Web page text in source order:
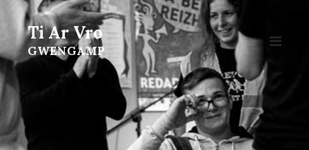
Ti Ar Vro
GWENGAMP